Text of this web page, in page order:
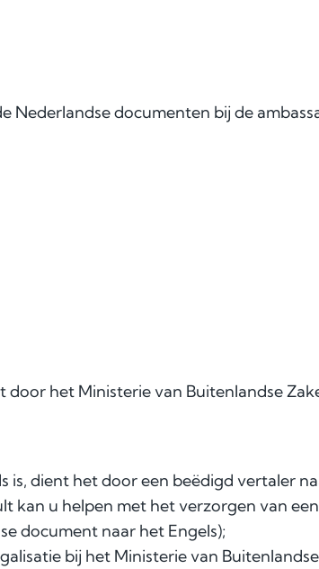
Nederlandse documenten bij de
het Ministerie van Buitenlandse
is, dient het door een beëdigd vertaler
kan u helpen met het verzorgen van een
document naar het Engels);
bij het Ministerie van